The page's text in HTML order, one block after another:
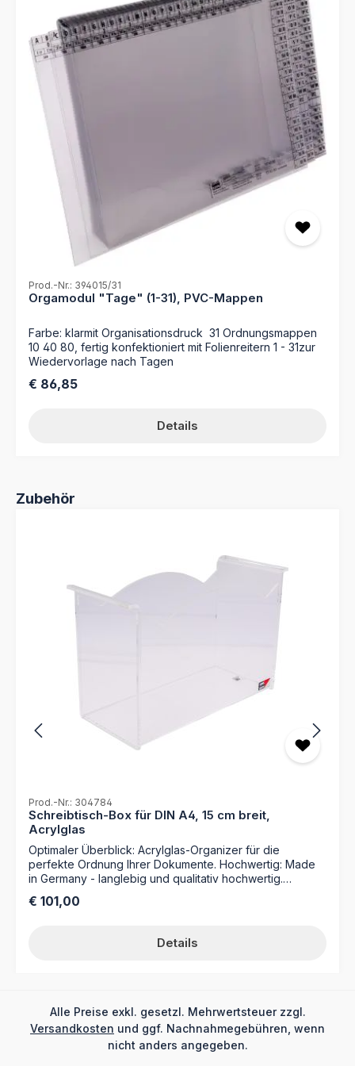
Prod.-Nr.: 394015/31
Orgamodul "Tage" (1-31), PVC-Mappen
Farbe: klarmit Organisationsdruck 31 Ordnungsmappen
10 40 80, fertig konfektioniert mit Folienreitern 1 - 31zur
Wiedervorlage nach Tagen
Regulärer Preis:
€ 86,85
Details
Produktgalerie überspringen
Zubehör
Prod.-Nr.: 304784
Schreibtisch-Box für DIN A4, 15 cm breit,
Acrylglas
Optimaler Überblick: Acrylglas-Organizer für die
perfekte Ordnung Ihrer Dokumente. Hochwertig: Made
in Germany - langlebig und qualitativ hochwertig.
Arbeitsplatz. Farbe: klarMaterial: AcrylglasMaße: 362 x
freien Aufstellung auf dem Schreibtisch (vertikale
Registratur), mit seitlichen Griffhilfen für Format DIN A4
Regulärer Preis:
€ 101,00
Details
Alle Preise exkl. gesetzl. Mehrwertsteuer zzgl.
Versandkosten und ggf. Nachnahmegebühren, wenn
nicht anders angegeben.